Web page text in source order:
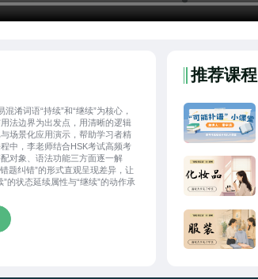
淆词语“持续”和“继续”为核心，
法边界为出发点，用清晰的逻辑
场景化应用演示，帮助学习者精
中，李老师结合HSK考试高频考
对象、语法功能三方面逐一解
题纠错”的形式直观呈现差异，让
的状态延续属性与“继续”的动作承
推荐课程